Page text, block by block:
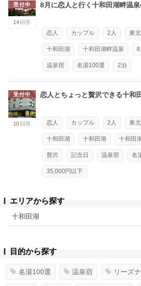
受付中
14 回答
8月に恋人と行く十和田湖畔温
恋人 カップル 2人 東北
十和田湖 十和田湖畔温泉 8
温泉宿 名湯100選 2泊
受付中
10 回答
恋人とちょっと贅沢できる十和
恋人 カップル 2人 東北
十和田湖 十和田湖 十和田
贅沢 記念日 温泉宿 名
35,000円以下
エリアから探す
十和田湖
目的から探す
名湯100選 温泉宿 リーズ